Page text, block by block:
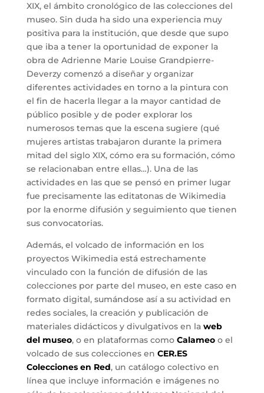
XIX, el ámbito cronológico de las colecciones del
museo. Sin duda ha sido una experiencia muy
positiva para la institución, que desde que supo
que iba a tener la oportunidad de exponer la
obra de Adrienne Marie Louise Grandpierre-
Deverzy comenzó a diseñar y organizar
diferentes actividades en torno a la pintura con
el fin de hacerla llegar a la mayor cantidad de
público posible y de poder explorar los
numerosos temas que la escena sugiere (qué
mujeres artistas trabajaron durante la primera
mitad del siglo XIX, cómo era su formación, cómo
se relacionaban entre ellas…). Una de las
actividades en las que se pensó en primer lugar
fue precisamente las editatonas de Wikimedia
por la enorme difusión y seguimiento que tienen
sus convocatorias.
Además, el volcado de información en los
proyectos Wikimedia está estrechamente
vinculado con la función de difusión de las
colecciones por parte del museo, en este caso en
formato digital, sumándose así a su actividad en
redes sociales, la creación y publicación de
materiales didácticos y divulgativos en la web
del museo, o en plataformas como Calameoo el
volcado de sus colecciones en CER.ES
Colecciones en Red, un catálogo colectivo en
línea que incluye información e imágenes no